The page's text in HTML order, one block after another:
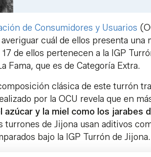
de Consumidores y Usuarios
cuál de ellos presenta
de ellos pertenecen a la IGP
Fama, que es de Categoría Extra.
clásica de este turrón
por la OCU revela que en
azúcar y la miel como los jarabes
turrones de Jijona usan aditivos
bajo la IGP Turrón de Jijona.